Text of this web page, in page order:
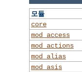
모듈
core
mod_access
mod_actions
mod_alias
mod_asis